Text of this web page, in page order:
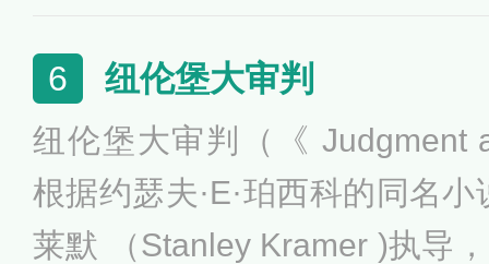
谷美纪非常喜欢原作，在读小
出演女主角松子。在首映式上
许自己就是为了出演松子而成
下了泪水。
6 纽伦堡大审判
纽伦堡大审判（《 Judgment
根据约瑟夫·E·珀西科的同名
莱默 （Stanley Kramer )执导